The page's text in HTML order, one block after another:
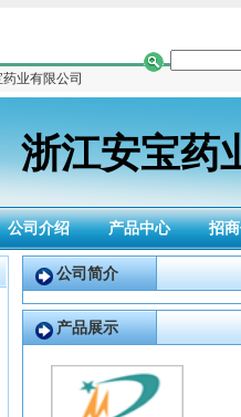
业有限公司
浙江安宝药
公司介绍 产品中心 招
公司简介
产品展示